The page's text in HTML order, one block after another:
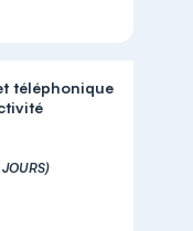
téléphonique